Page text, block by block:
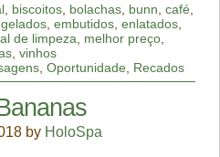
, biscoitos, bolachas, bunn café
, embutidos, enlatados,
de limpeza melhor preço,
, vinhos
, Oportunidade Recados
by HoloSpa